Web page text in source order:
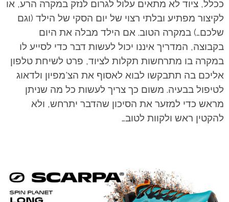
ככלל, ציוד לא מתאים עלול לגרום לנזק במקרה הרע, או
לקיצור מפתיע ובלתי רצוי של יום הסקי של הילד (וגם
שלכם…) במקרה הטוב. אם הילד מבלה את היום
בקבוצה, המדריך איננו יכול לעשות דבר כדי לסייע לו
במקרה בו מתרחשות תקלות לציוד, פרט לשיחת טלפון
אליכם בה תתבקשו לבוא לאסוף את הצ'מפיון ולדאוג
לטיפול בבעיה. משום כך צריך לעשות כל מה שניתן
מראש כדי למזער את הסיכון שהדבר יתרחש, ולא
להקטין ראש ולקוות לטוב…